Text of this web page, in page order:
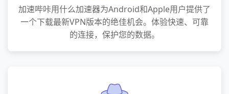
加速哔咔用什么加速器为Android和Apple用户提供了
一个下载最新VPN版本的绝佳机会。体验快速、可靠
的连接，保护您的数据。